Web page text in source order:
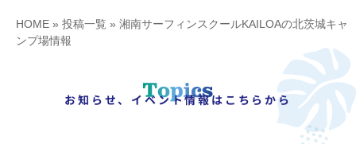
HOME » 投稿一覧 » 湘南サーフィンスクールKAILOAの北茨城キャ
ンプ場情報
お知らせ、イベント情報はこちらから